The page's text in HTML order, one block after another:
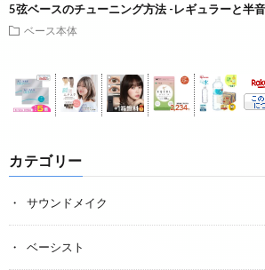
5弦ベースのチューニング方法 -レギュラーと半
ベース本体
カテゴリー
サウンドメイク
ベーシスト